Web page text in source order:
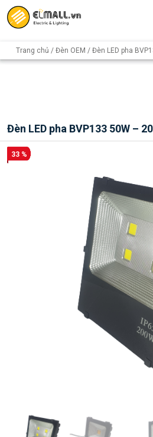
Trang chủ / Đèn OEM / Đèn LED pha
Đèn LED pha BVP133 50W –
33 %